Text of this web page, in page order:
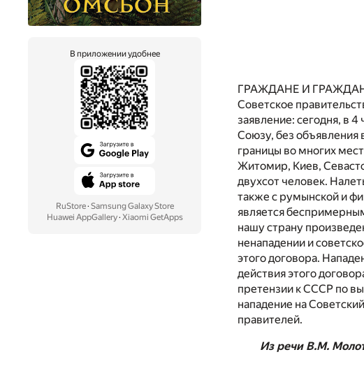
В приложении удобнее
RuStore· Samsung Galaxy Store
Huawei AppGallery· Xiaomi GetApps
ГРАЖДАНЕ И
Советское
заявление: сегодня, в
Союзу, без объявления
границы во многих
Житомир, Киев,
двухсот человек.
также с румынской и
является
нашу страну
ненападении и
этого договора.
действия этого
претензии к СССР по
нападение на
правителей.
Из речи В.М.